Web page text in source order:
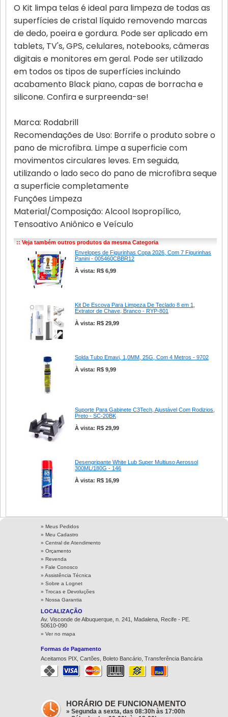
O Kit limpa telas é ideal para limpeza de todas as
superfícies de cristal líquido removendo marcas
de dedo, poeira e gordura. Pode ser aplicado em
tablets, TV's, GPS, celulares, notebooks, câmeras
digitais e monitores em geral. Pode ser utilizado
em todos os tipos de superfícies incluindo
acabamento Black piano, capas de borracha e
silicone. Confira e surpreenda-se!
Marca: Rodabrill
Recomendações de Uso: Borrife o produto sobre o
pano de microfibra. Limpe a superficie com
movimentos circulares leves. Em seguida,
utilizando o lado seco do pano de microfibra seque
a superficie completamente
Funções Limpeza
Material/Composição: Alcool Isopropílico,
Tensoativo Aniônico e Veículo
:: Veja também outros produtos da mesma Categoria
Envelopes de Figurinhas Copa 2026, Com 7 Figurinhas
Panini - 005460CBBR12
À vista: R$ 6,99
Kit De Escova Para Limpeza De Teclado 8 em 1,
Extrator de Chave, Branco - RYP-801
À vista: R$ 29,99
Solda Tubo Emavi, 1,0MM, 25G, Com 4 Metros - 9702
À vista: R$ 9,99
Suporte Para Gabinete C3Tech, Ajustável Com Rodizios,
Preto - SC-20BK
À vista: R$ 29,99
Desengripante White Lub Super Multiuso Aerossol
300ML/180G - 146
À vista: R$ 16,99
» Meus Pedidos
» Meu Cadastro
» Central de Atendimento
» Orçamento
» Revenda
» Fale Conosco
» Assistência Técnica
» Sobre a Lognet
» Trocas e Devoluções
» Nossa Garantia
LOCALIZAÇÃO
Av. Visconde de Albuquerque, n. 241, Madalena, Recife - PE.
50610-090
» Ver no mapa
Formas de Pagamento
Aceitamos PIX, Cartões, Boleto Bancário, Transferência Bancária
HORÁRIO DE FUNCIONAMENTO
» Segunda a sexta, das 08:30h às 17:00h